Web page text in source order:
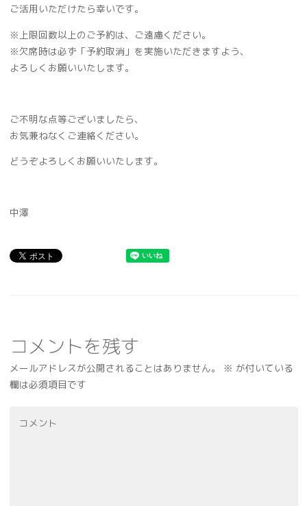
ご活用いただけたら幸いです。
※上限回数以上のご予約は、ご遠慮ください。
※欠席時は必ず「予約取消」を実施いただきますよう、
よろしくお願いいたします。
ご不明な点等ございましたら、
お気兼ねなくご連絡ください。
どうぞよろしくお願いいたします。
中澤
コメントを残す
メールアドレスが公開されることはありません。 ※ が付いている
欄は必須項目です